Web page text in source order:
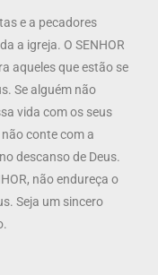
e a pecadores
a igreja. O SENHOR
aqueles que estão se
Se alguém não
vida com os seus
conte com a
descanso de Deus.
não endureça o
Seja um sincero